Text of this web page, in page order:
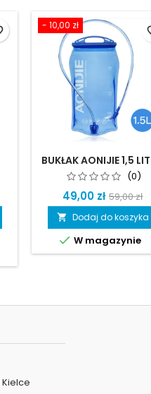
- 10,00 zł
BUKŁAK AONIJIE 1,5
(0)
49,00 zł 59,00 zł
 Dodaj do koszyka
 W magazynie
Kielce